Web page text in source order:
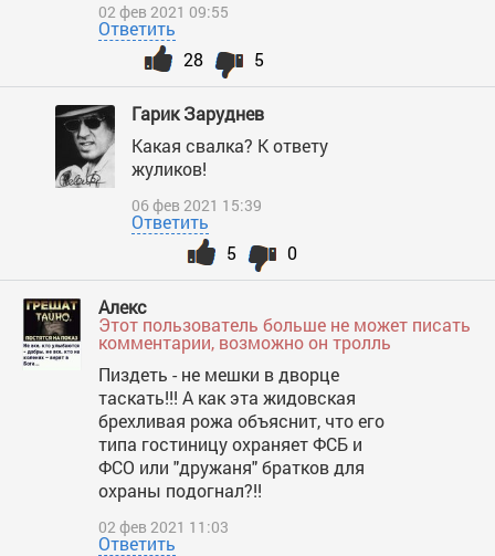
02 фев 2021 09:55
Ответить
5
28
Гарик Заруднев
Какая свалка? К ответу
жуликов!
06 фев 2021 15:39
Ответить
0
5
Алекс
Этот пользователь больше не может писать
комментарии, возможно он тролль
Пиздеть - не мешки в дворце
таскать!!! А как эта жидовская
брехливая рожа объяснит, что его
типа гостиницу охраняет ФСБ и
ФСО или "дружаня" братков для
охраны подогнал?!!
02 фев 2021 11:03
Ответить